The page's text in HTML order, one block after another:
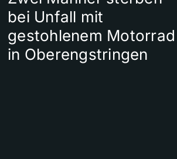
bei Unfall mit
gestohlenem Motorrad
in Oberengstringen